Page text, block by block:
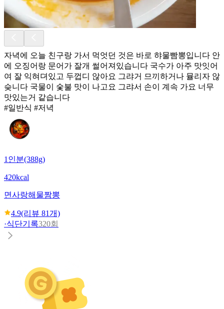
자녁에 오늘 친구랑 가서 먹엇던 것은 바로 햐물빰뽕입니다 안
에 오징어랑 문어가 잘개 썰어져있습니다 국수가 아주 맛잇어
여 잘 익혀뎌있고 두껍디 않아요 그랴거 므끼하거나 뮬리자 않
슺니다 국물이 숯불 맛이 나고요 그랴서 손이 계속 가요 너무
맛있는거 같습니다
#일반식 #저녁
1인분(388g)
420kcal
면사랑해물짬뽕
4.9(리뷰 81개)
·식단기록320회